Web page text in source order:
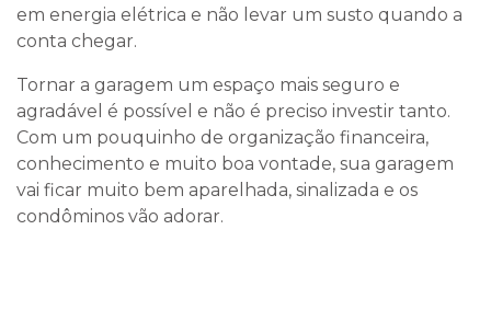
em energia elétrica e não levar um susto quando a
conta chegar.
Tornar a garagem um espaço mais seguro e
agradável é possível e não é preciso investir tanto.
Com um pouquinho de organização financeira,
conhecimento e muito boa vontade, sua garagem
vai ficar muito bem aparelhada, sinalizada e os
condôminos vão adorar.